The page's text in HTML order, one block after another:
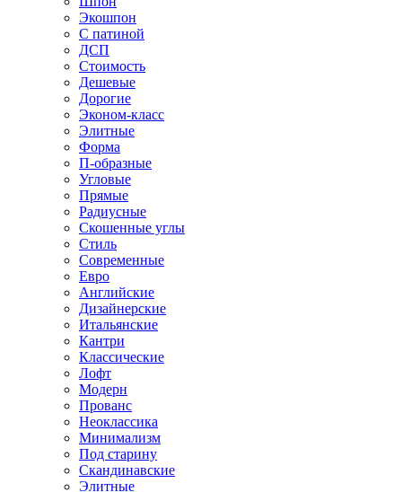
Экошпон
С патиной
ДСП
Стоимость
Дешевые
Дорогие
Эконом-класс
Элитные
Форма
П-образные
Угловые
Прямые
Радиусные
Скошенные углы
Стиль
Современные
Евро
Английские
Дизайнерские
Итальянские
Кантри
Классические
Лофт
Модерн
Прованс
Неоклассика
Минимализм
Под старину
Скандинавские
Элитные